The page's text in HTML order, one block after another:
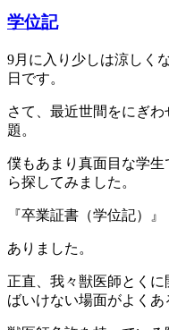
学位記
9月に入り少しは涼しく
日です。
さて、最近世間をにぎ
題。
僕もあまり真面目な学
ら探してみました。
『卒業証書（学位記）』
ありました。
正直、我々獣医師とく
ばいけない場面がよくあ